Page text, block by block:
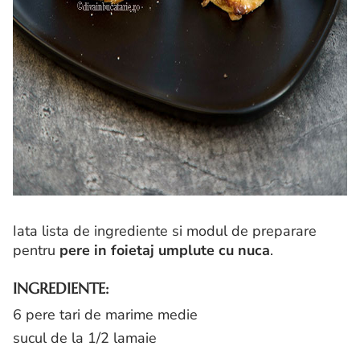
Iata lista de ingrediente si modul de preparare
pentru pere in foietaj umplute cu nuca.
INGREDIENTE:
6 pere tari de marime medie
sucul de la 1/2 lamaie